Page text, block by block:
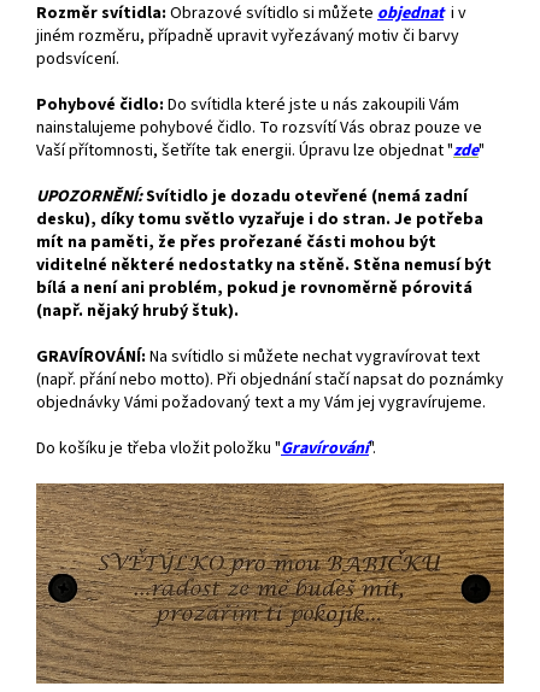
Rozměr svítidla: Obrazové svítidlo si můžete objednat i v
jiném rozměru, případně upravit vyřezávaný motiv či barvy
podsvícení.
Pohybové čidlo: Do svítidla které jste u nás zakoupili Vám
nainstalujeme pohybové čidlo. To rozsvítí Vás obraz pouze ve
Vaší přítomnosti, šetříte tak energii. Úpravu lze objednat "zde"
UPOZORNĚNÍ:Svítidlo je dozadu otevřené (nemá zadní
desku), díky tomu světlo vyzařuje i do stran. Je potřeba
mít na paměti, že přes prořezané části mohou být
viditelné některé nedostatky na stěně. Stěna nemusí být
bílá a není ani problém, pokud je rovnoměrně pórovitá
(např. nějaký hrubý štuk).
GRAVÍROVÁNÍ: Na svítidlo si můžete nechat vygravírovat text
(např. přání nebo motto). Při objednání stačí napsat do poznámky
objednávky Vámi požadovaný text a my Vám jej vygravírujeme.
Do košíku je třeba vložit položku "Gravírování".